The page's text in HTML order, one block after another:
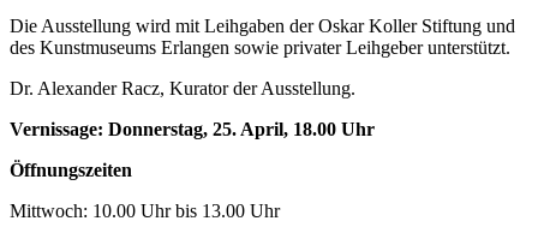
Die Ausstellung wird mit Leihgaben der Oskar Koller Stiftung und
des Kunstmuseums Erlangen sowie privater Leihgeber unterstützt.
Dr. Alexander Racz, Kurator der Ausstellung.
Vernissage: Donnerstag, 25. April, 18.00 Uhr
Öffnungszeiten
Mittwoch: 10.00 Uhr bis 13.00 Uhr